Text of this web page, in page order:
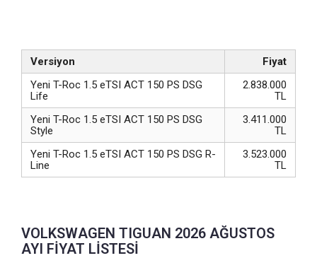
Versiyon
Fiyat
Yeni T-Roc 1.5 eTSI ACT 150 PS DSG
Life
2.838.000
TL
Yeni T-Roc 1.5 eTSI ACT 150 PS DSG
Style
3.411.000
TL
Yeni T-Roc 1.5 eTSI ACT 150 PS DSG R-
Line
3.523.000
TL
VOLKSWAGEN TIGUAN 2026 AĞUSTOS
AYI FİYAT LİSTESİ